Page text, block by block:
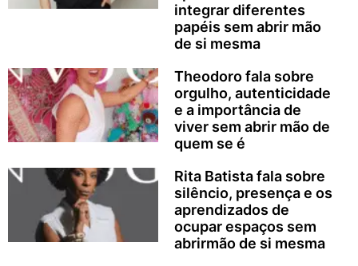
integrar diferentes
papéis sem abrir mão
de si mesma
Theodoro fala sobre
orgulho, autenticidade
e a importância de
viver sem abrir mão de
quem se é
Rita Batista fala sobre
silêncio, presença e os
aprendizados de
ocupar espaços sem
abrirmão de si mesma